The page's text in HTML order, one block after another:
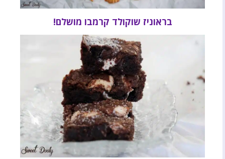
בראוניז שוקולד קרמבו מושלם!